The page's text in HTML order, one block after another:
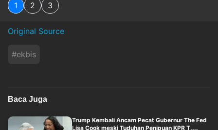
1 2 3
Original Source
#ekbis
Baca Juga
Trump Kembali Ancam Pecat Gubernur The Fed
Lisa Cook meski Tuduhan Penipuan KPR T....